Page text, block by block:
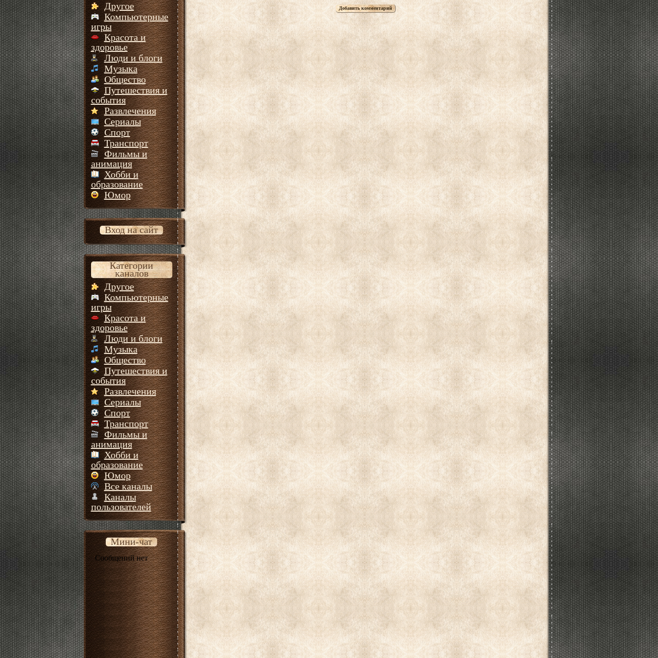
Другое
Компьютерные
игры
Красота и
здоровье
Люди и блоги
Музыка
Общество
Путешествия и
события
Развлечения
Сериалы
Спорт
Транспорт
Фильмы и
анимация
Хобби и
образование
Юмор
Вход на сайт
Категории
каналов
Другое
Компьютерные
игры
Красота и
здоровье
Люди и блоги
Музыка
Общество
Путешествия и
события
Развлечения
Сериалы
Спорт
Транспорт
Фильмы и
анимация
Хобби и
образование
Юмор
Все каналы
Каналы
пользователей
Мини-чат